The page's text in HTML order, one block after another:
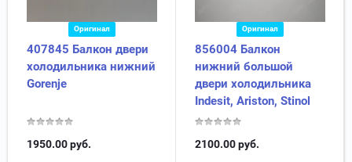
Оригинал
407845 Балкон двери
холодильника нижний
Gorenje
1950.00руб.
Оригинал
856004 Балкон
нижний большой
двери холодильника
Indesit, Ariston, Stinol
2100.00руб.